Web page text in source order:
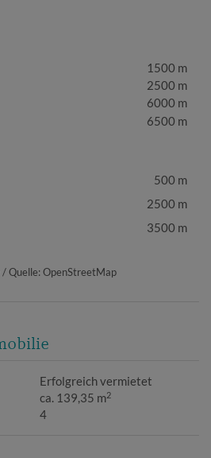
1500 m
2500 m
6000 m
6500 m
500 m
2500 m
3500 m
Quelle: OpenStreetMap
Erfolgreich vermietet
ca. 139,35 m2
4